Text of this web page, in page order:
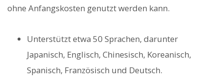
ohne Anfangskosten genutzt werden kann.
Unterstützt etwa 50 Sprachen, darunter
Japanisch, Englisch, Chinesisch, Koreanisch,
Spanisch, Französisch und Deutsch.